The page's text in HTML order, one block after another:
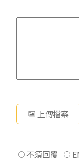
上傳檔案
不須回覆